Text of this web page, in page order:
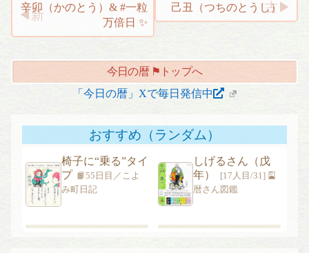
投
ビ
ョ
ン
己丑（つちのとうし）
辛卯（かのとう）& #一粒
万倍日 ✨
今日の暦 ⚑トップへ
「今日の暦」Xで毎日発信中
おすすめ（ランダム）
椅子に“乗る”タイ
プ 📙55日目／こよ
み町日記
しげるさん（戊
年）
[17人目/31] 🎴
暦さん図鑑